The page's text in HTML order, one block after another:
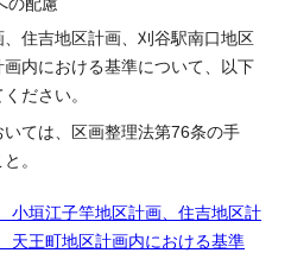
の配慮
住吉地区計画、刈谷駅南口地区
内における基準について、以下
ださい。
いては、区画整理法第76条の手
。
垣江子竿地区計画、住吉地区計
天王町地区計画内における基準